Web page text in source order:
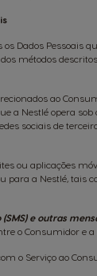
Dados Pessoais
métodos
ao
a Nestlé opera sob
sociais de
ou aplicações
para a Nestlé, tais
e outras
o Consumidor e a
o Serviço ao